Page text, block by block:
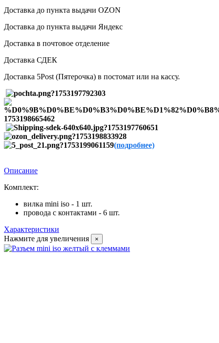
Доставка до пункта выдачи OZON
Доставка до пункта выдачи Яндекс
Доставка в почтовое отделение
Доставка СДЕК
Доставка 5Post (Пятерочка) в постомат или на кассу.
(подробнее)
Описание
Комплект:
вилка mini iso - 1 шт.
провода с контактами - 6 шт.
Характеристики
Нажмите для увеличения
×